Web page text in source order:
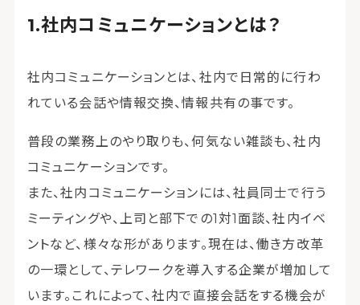
社内コミュニケーションとは？
社内コミュニケーションとは、社内で日常的に行わ
れている会話や情報交換、情報共有の事です。
普段の業務上のやり取りも、何気ない雑談も、社内
コミュニケーションです。
また、社内コミュニケーションには、社員同士で行う
ミーティングや、上司と部下での1対1面談、社内イベ
ントなど、様々な形があります。現在は、働き方改革
の一環として、テレワークを導入する企業が増加して
います。これによって、社内で直接会話をする機会が